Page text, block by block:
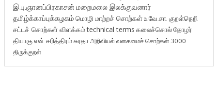
இ.பு.ஞானப்பிரகாசன் மறைமலை இலக்குவனார்
தமிழ்க்காப்புக்கழகம் மொழி மாற்றச் சொற்கள்உ.வே.சா. குறள்நெறி
சட்டச் சொற்கள் விளக்கம்technical terms கலைச்சொல்தோழர்
தியாகுஎன் சரித்திரம்சுரதாஅறிவியல் வகைமைச் சொற்கள் 3000
திருக்குறள்